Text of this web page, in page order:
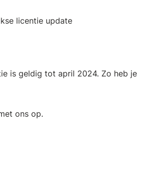
licentie update
is geldig tot april 2024. Zo heb je
ons op.